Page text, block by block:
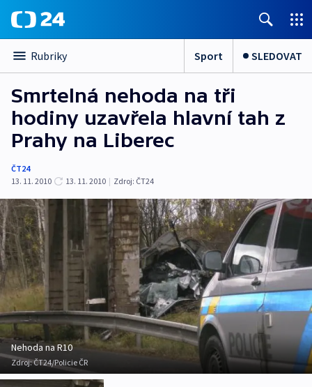
Rubriky Sport SLEDOVAT
Smrtelná nehoda na tři
hodiny uzavřela hlavní tah z
Prahy na Liberec
ČT24
13. 11. 2010
13. 11. 2010 | Zdroj: ČT24
Nehoda na R10
Zdroj:ČT24/Policie ČR